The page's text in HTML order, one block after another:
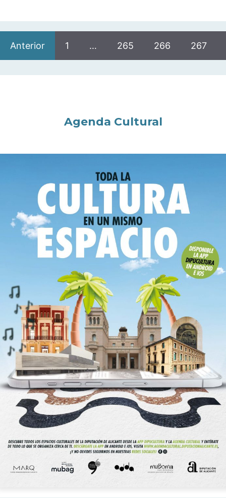
Anterior 1 … 265 266 267
Agenda Cultural